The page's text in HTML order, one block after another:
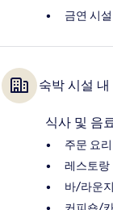
금연 시설
숙박 시설 내
식사 및 음
주문 요
레스토랑
바/라운지